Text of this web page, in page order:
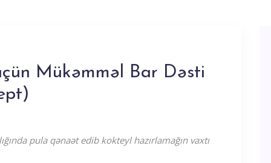
Mükəmməl Bar Dəsti
pula qənaət edib kokteyl hazırlamağın vaxtı